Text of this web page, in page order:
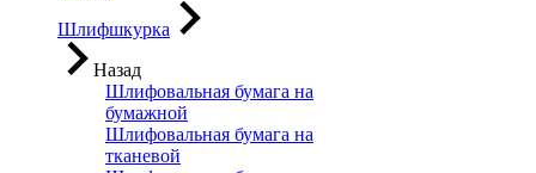
Шлифшкурка
Назад
Шлифовальная бумага на
бумажной
Шлифовальная бумага на
тканевой